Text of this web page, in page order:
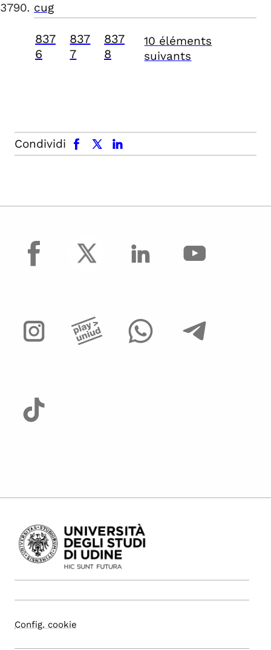
cug
837
6
837
7
837
8
10 éléments
suivants
Condividi
facebook x.com linkedin
facebook
Config. cookie